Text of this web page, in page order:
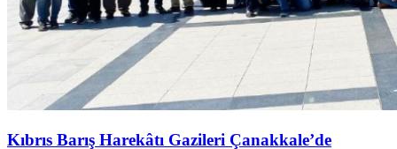
Kıbrıs Barış Harekâtı Gazileri Çanakkale’de